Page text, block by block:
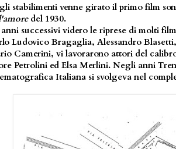
stabilimenti venne girato il primo film
del 1930.
successivi videro le riprese di molti
Ludovico Bragaglia, Alessandro
Camerini, vi lavorarono attori del
Petrolini ed Elsa Merlini. Negli anni
Italiana si svolgeva nel